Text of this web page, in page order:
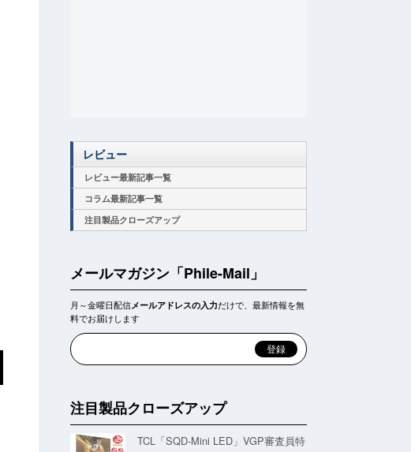
レビュー
レビュー最新記事一覧
コラム最新記事一覧
注目製品クローズアップ
メールマガジン「Phile-Mail」
月～金曜日配信メールアドレスの入力だけで、最新情報を無
料でお届けします
注目製品クローズアップ
TCL「SQD-Mini LED」VGP審査員特